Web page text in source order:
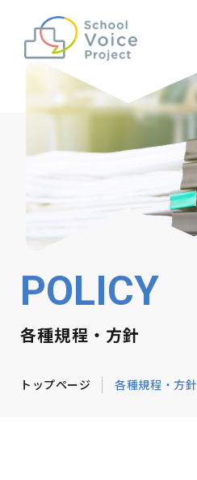
POLICY
各種規程・方針
トップページ 各種規程・方針